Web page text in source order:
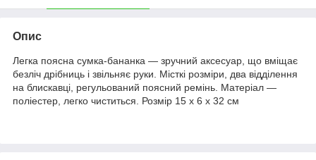
Опис
Легка поясна сумка-бананка — зручний аксесуар, що вміщає
безліч дрібниць і звільняє руки. Місткі розміри, два відділення
на блискавці, регульований поясний ремінь. Матеріал —
поліестер, легко чиститься. Розмір 15 х 6 х 32 см